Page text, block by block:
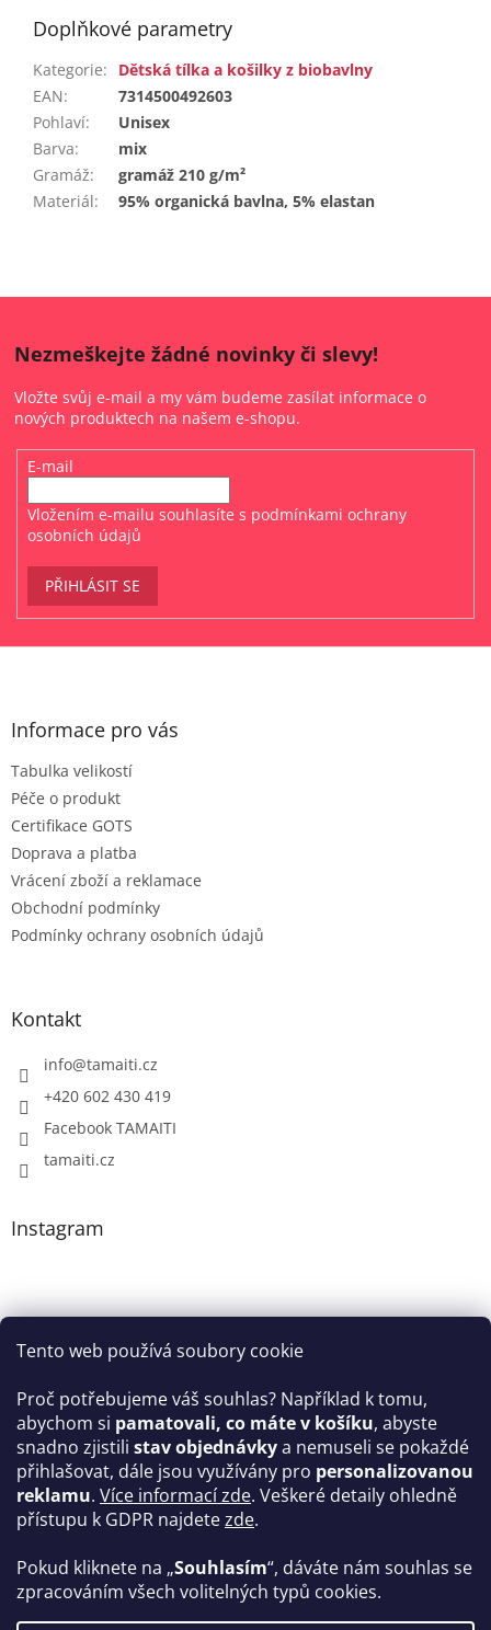
Tento web používá soubory cookie
Proč potřebujeme váš souhlas? Například k tomu,
abychom si pamatovali, co máte v košíku, abyste
snadno zjistili stav objednávkya nemuseli se pokaždé
přihlašovat, dále jsou využívány pro personalizovanou
reklamu. Více informací zde. Veškeré detaily ohledně
přístupu k GDPR najdetezde.
Pokud kliknete na „Souhlasím“, dáváte nám souhlas se
zpracováním všech volitelných typů cookies.
Doplňkové parametry
Kategorie:
Dětská tílka a košilky z biobavlny
EAN:
7314500492603
Pohlaví:
Unisex
Barva:
mix
Gramáž:
gramáž 210 g/m²
Materiál: 95% organická bavlna, 5% elastan
Nezmeškejte žádné novinky či slevy!
Vložte svůj e-mail a my vám budeme zasílat informace o
nových produktech na našem e-shopu.
E-mail
Vložením e-mailu souhlasíte s podmínkami ochrany
osobních údajů
PŘIHLÁSIT SE
Z
Informace pro vás
Tabulka velikostí
Péče o produkt
Certifikace GOTS
Doprava a platba
Vrácení zboží a reklamace
Obchodní podmínky
Podmínky ochrany osobních údajů
Kontakt
info@tamaiti.cz
+420 602 430 419
Facebook TAMAITI
tamaiti.cz
Instagram
Sledovat na Instagramu
Facebook